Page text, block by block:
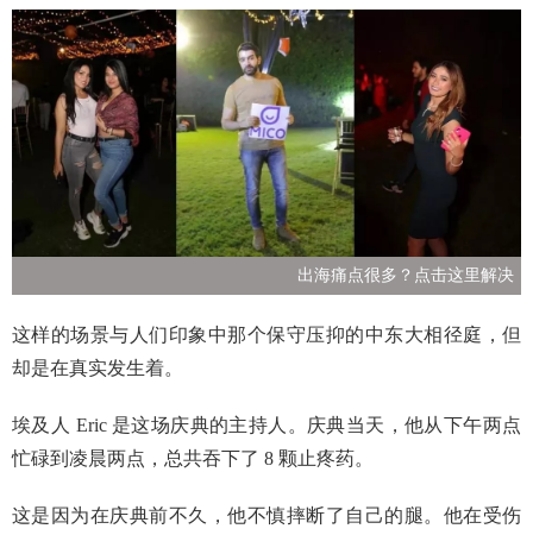
出海痛点很多？点击这里解决
这样的场景与人们印象中那个保守压抑的中东大相径庭，但
却是在真实发生着。
埃及人 Eric 是这场庆典的主持人。庆典当天，他从下午两点
忙碌到凌晨两点，总共吞下了 8 颗止疼药。
这是因为在庆典前不久，他不慎摔断了自己的腿。他在受伤